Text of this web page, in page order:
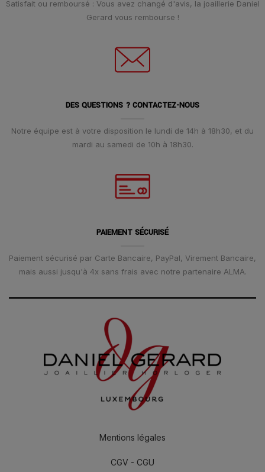
Satisfait ou remboursé : Vous avez changé d'avis, la joaillerie Daniel
Gerard vous rembourse !
DES QUESTIONS ? CONTACTEZ-NOUS
Notre équipe est à votre disposition le lundi de 14h à 18h30, et du
mardi au samedi de 10h à 18h30.
PAIEMENT SÉCURISÉ
Paiement sécurisé par Carte Bancaire, PayPal, Virement Bancaire,
mais aussi jusqu'à 4x sans frais avec notre partenaire ALMA.
Mentions légales
CGV - CGU